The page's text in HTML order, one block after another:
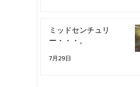
ミッドセンチュリ
ー・・・。
7月29日